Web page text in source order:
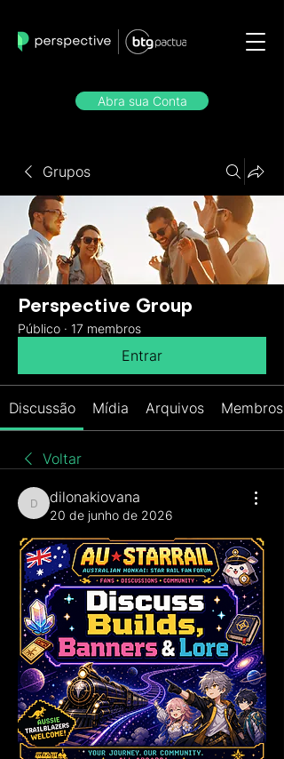
Abra sua Conta
Grupos
Perspective Group
Público · 17 membros
Entrar
Discussão Mídia Arquivos Membros
Voltar
dilonakiovana
dilonakiovana
20 de junho de 2026